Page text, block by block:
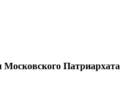
Патриархата